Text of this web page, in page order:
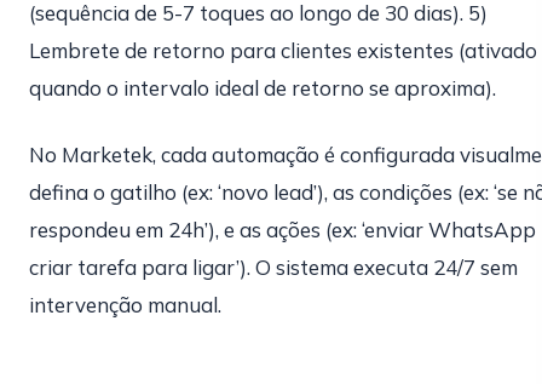
(sequência de 5-7 toques ao longo de 30 dias). 5)
Lembrete de retorno para clientes existentes (ativado
quando o intervalo ideal de retorno se aproxima).
No Marketek, cada automação é configurada
defina o gatilho (ex: ‘novo lead’), as condições (ex: ‘se
respondeu em 24h’), e as ações (ex: ‘enviar WhatsApp
criar tarefa para ligar’). O sistema executa 24/7 sem
intervenção manual.